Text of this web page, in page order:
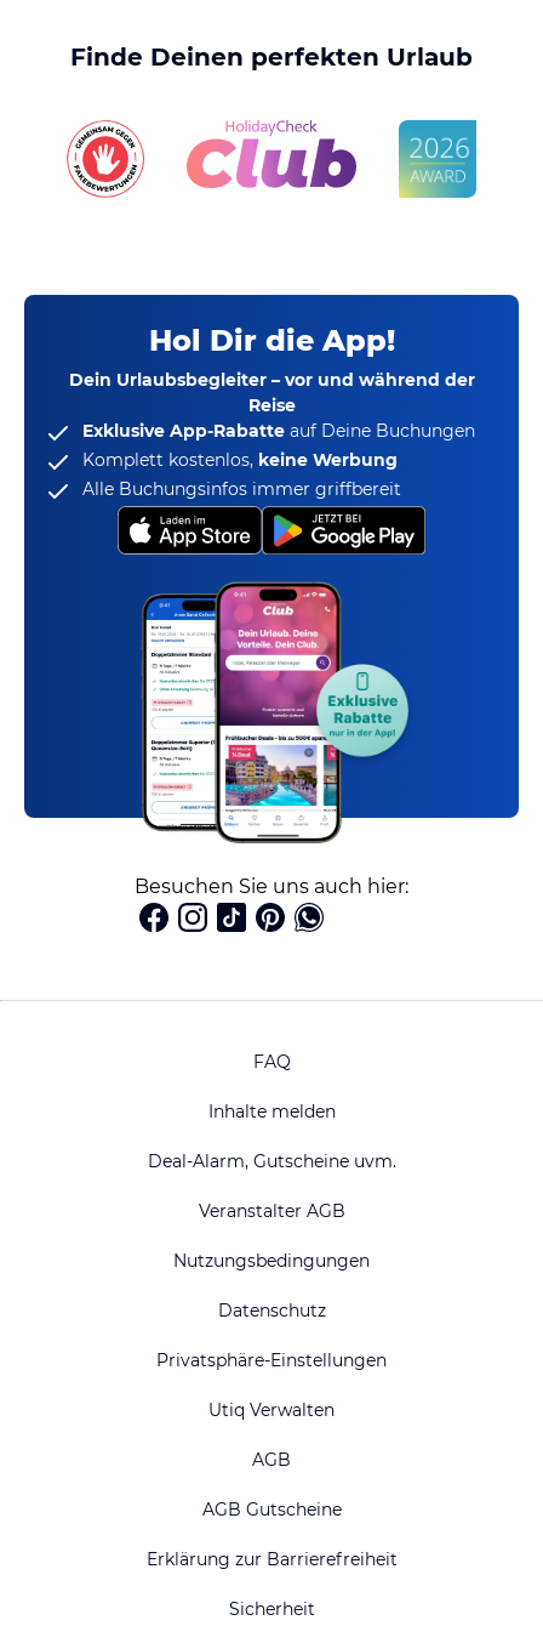
Finde Deinen perfekten Urlaub
Hol Dir die App!
Dein Urlaubsbegleiter – vor und während der
Reise
Exklusive App-Rabatte auf Deine Buchungen
Komplett kostenlos, keine Werbung
Alle Buchungsinfos immer griffbereit
Besuchen Sie uns auch hier:
FAQ
Inhalte melden
Deal-Alarm, Gutscheine uvm.
Veranstalter AGB
Nutzungsbedingungen
Datenschutz
Privatsphäre-Einstellungen
Utiq Verwalten
AGB
AGB Gutscheine
Erklärung zur Barrierefreiheit
Sicherheit